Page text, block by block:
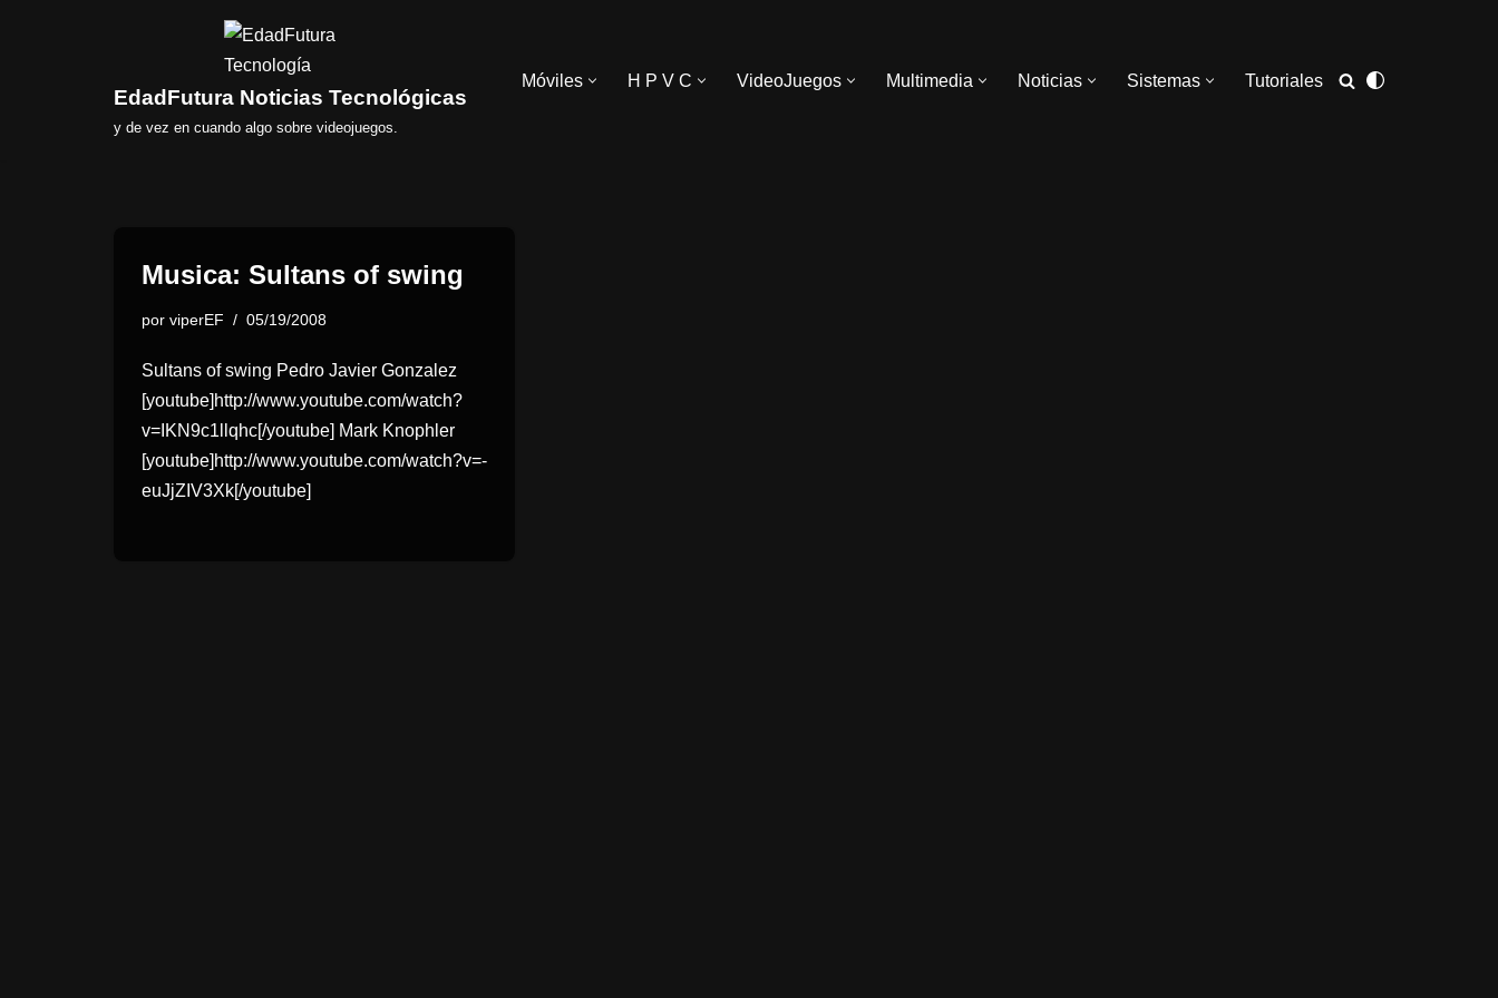
EdadFutura Noticias Tecnológicas
y de vez en cuando algo sobre videojuegos.
Móviles H P V C VideoJuegos Multimedia Noticias Sistemas Tutoriales
Musica: Sultans of swing
por viperEF 05/19/2008
Sultans of swing Pedro Javier Gonzalez
[youtube]http://www.youtube.com/watch?
v=IKN9c1llqhc[/youtube] Mark Knophler
[youtube]http://www.youtube.com/watch?v=-
euJjZIV3Xk[/youtube]